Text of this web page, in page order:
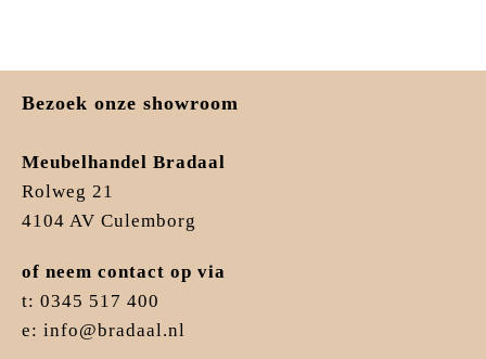
Bezoek onze showroom
Meubelhandel Bradaal
Rolweg 21
4104 AV Culemborg
of neem contact op via
t: 0345 517 400
e: info@bradaal.nl